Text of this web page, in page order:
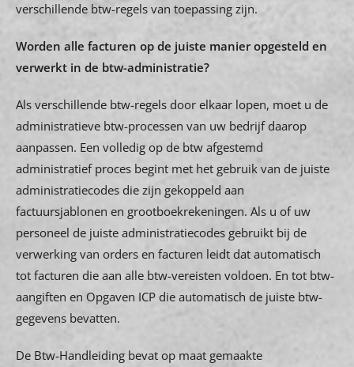
verschillende btw-regels van toepassing zijn.
Worden alle facturen op de juiste manier opgesteld en
verwerkt in de btw-administratie?
Als verschillende btw-regels door elkaar lopen, moet u de
administratieve btw-processen van uw bedrijf daarop
aanpassen. Een volledig op de btw afgestemd
administratief proces begint met het gebruik van de juiste
administratiecodes die zijn gekoppeld aan
factuursjablonen en grootboekrekeningen. Als u of uw
personeel de juiste administratiecodes gebruikt bij de
verwerking van orders en facturen leidt dat automatisch
tot facturen die aan alle btw-vereisten voldoen. En tot btw-
aangiften en Opgaven ICP die automatisch de juiste btw-
gegevens bevatten.
De Btw-Handleiding bevat op maat gemaakte